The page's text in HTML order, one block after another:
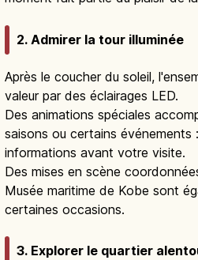
2. Admirer la tour illuminée
Après le coucher du soleil,
valeur par des éclairages LED.
Des animations spéciales
saisons ou certains événements
informations avant votre visite.
Des mises en scène
Musée maritime de Kobe sont
certaines occasions.
3. Explorer le quartier